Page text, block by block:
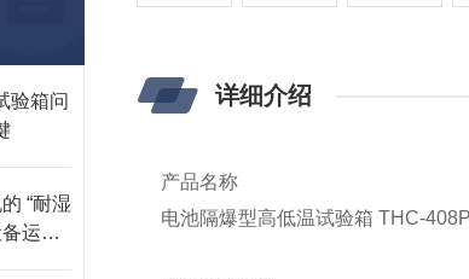
验箱问
“耐湿
运行
详细介绍
产品名称
电池隔爆型高低温试验箱 THC-